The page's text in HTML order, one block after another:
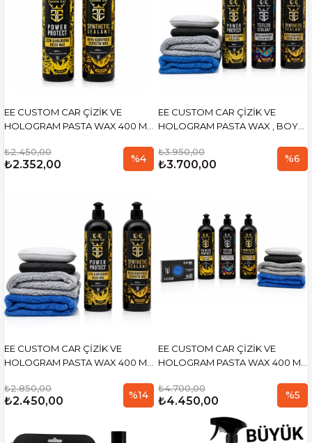
EE CUSTOM CAR ÇİZİK VE
HOLOGRAM PASTA WAX 400 ML
WAX 400 ML
₺2.450,00
₺2.352,00 %4
EE CUSTOM CAR ÇİZİK VE
HOLOGRAM PASTA WAX , BOYA
SENTETİK WAX 400 ML (2 ADET
PED VE 2 ADET MİKROFİBER BEZ
₺3.950,00
₺3.700,00 %6
EE CUSTOM CAR ÇİZİK VE
HOLOGRAM PASTA WAX 400 ML
WAX 400 ML (2 ADET PED VE 2
ADET MİKROFİBER BEZ İLE)
₺2.850,00
₺2.450,00 %14
EE CUSTOM CAR ÇİZİK VE
HOLOGRAM PASTA WAX 400 ML
WAX 400 ML , SENTETİK WAX
400 ML, CLAY BAR 200 GR
₺4.700,00
₺4.450,00 %5